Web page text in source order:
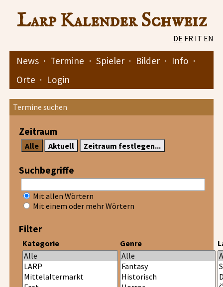
Larp Kalender Schweiz
DE FR IT EN
News · Termine · Spieler · Bilder · Info ·
Orte · Login
Termine suchen
Zeitraum
Suchbegriffe
Mit allen Wörtern
Mit einem oder mehr Wörtern
Filter
Kategorie Genre